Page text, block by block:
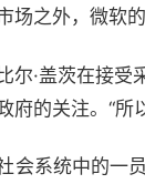
场之外，微软
尔·盖茨在接
府的关注。“
会系统中的一